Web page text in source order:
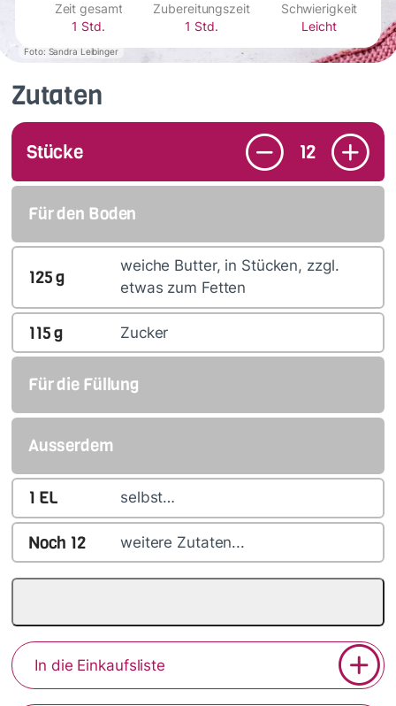
Foto: Sandra Leibinger
Zeit gesamt
1 Std.
Zubereitungszeit
1 Std.
Schwierigkeit
Leicht
Zutaten
Stücke 12
Für den Boden
125g
weiche Butter, in Stücken, zzgl.
etwas zum Fetten
115g Zucker
Für die Füllung
Ausserdem
1 EL selbst…
Noch 12 weitere Zutaten...
In die Einkaufsliste